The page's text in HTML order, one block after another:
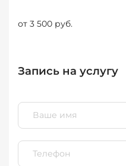
от 3 500 руб.
Запись на услугу